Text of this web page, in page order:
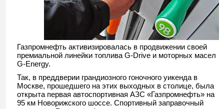
Газпромнефть активизировалась в продвижении своей
премиальной линейки топлива G-Drive и моторных масел
G-Energy.
Так, в преддверии грандиозного гоночного уикенда в
Москве, прошедшего на этих выходных в столице, была
открыта первая автоспортивная АЗС «Газпромнефть» на
95 км Новорижского шоссе. Спортивный заправочный